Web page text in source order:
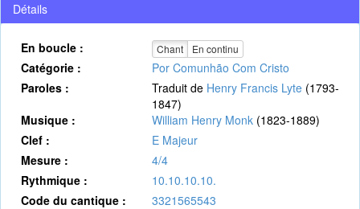
Détails
En boucle : Chant En continu
Catégorie :
Por Comunhão Com Cristo
Paroles :
Traduit de Henry Francis Lyte (1793-
1847)
Musique :
William Henry Monk (1823-1889)
Clef :
E Majeur
Mesure :
4/4
Rythmique :
10.10.10.10.
Code du cantique :
3321565543